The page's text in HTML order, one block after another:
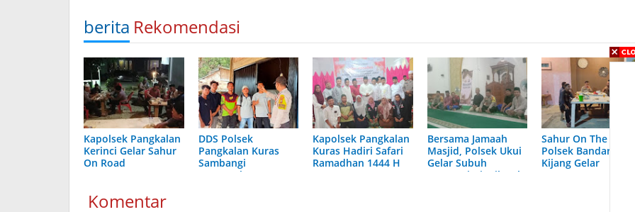
berita Rekomendasi
Kapolsek Pangkalan
Kerinci Gelar Sahur
On Road
DDS Polsek
Pangkalan Kuras
Sambangi
Masyarakat
Kapolsek Pangkalan
Kuras Hadiri Safari
Ramadhan 1444 H
Bersama Jamaah
Masjid, Polsek Ukui
Gelar Subuh
Harmoni Di Wilayah
Sahur On The
Polsek Bandar Sei
Kijang Gelar
Komentar